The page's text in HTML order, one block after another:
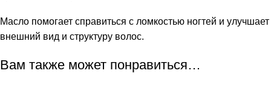
Масло помогает справиться с ломкостью ногтей и улучшает
внешний вид и структуру волос.
Вам также может понравиться…